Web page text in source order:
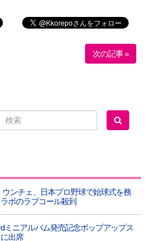
次の記事 »
ウンチェ、日本プロ野球で始球式を務
ボのラブコール殺到
ミニアルバム発売記念ポップアップス
出席